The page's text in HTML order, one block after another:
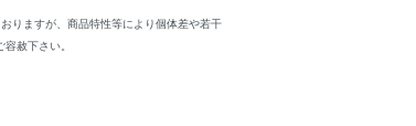
りますが、商品特性等により個体差や若干
赦下さい。